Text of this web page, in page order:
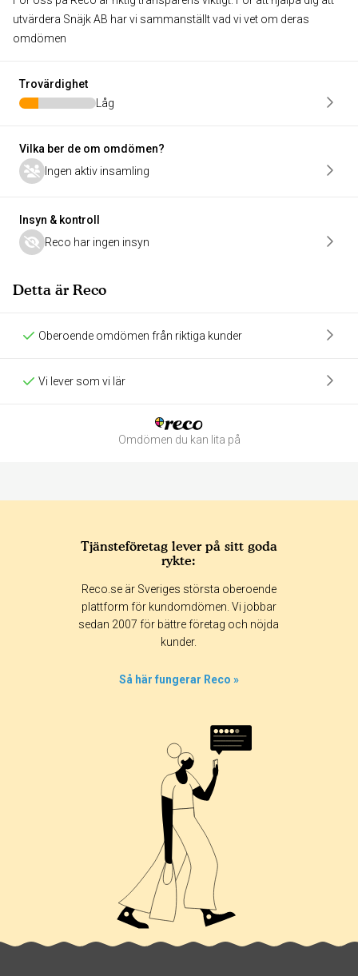
utvärdera Snäjk AB har vi sammanställt vad vi vet om deras
omdömen
Trovärdighet
Låg
Vilka ber de om omdömen?
Ingen aktiv insamling
Insyn & kontroll
Reco har ingen insyn
Detta är Reco
Oberoende omdömen från riktiga kunder
Vi lever som vi lär
Omdömen du kan lita på
365 dagar 90 dagar
30 dagar
Tjänsteföretag lever på sitt goda
rykte:
Reco.se är Sveriges största oberoende
plattform för kundomdömen. Vi jobbar
sedan 2007 för bättre företag och nöjda
kunder.
Så här fungerar Reco »